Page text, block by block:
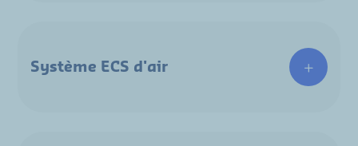
Système ECS d'air